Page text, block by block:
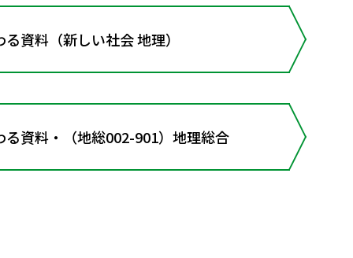
資料（新しい社会 地理）
る資料・（地総002-901）地理総合